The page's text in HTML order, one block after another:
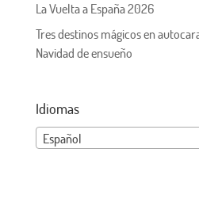
La Vuelta a España 2026
Tres destinos mágicos en
Navidad de ensueño
Idiomas
Español